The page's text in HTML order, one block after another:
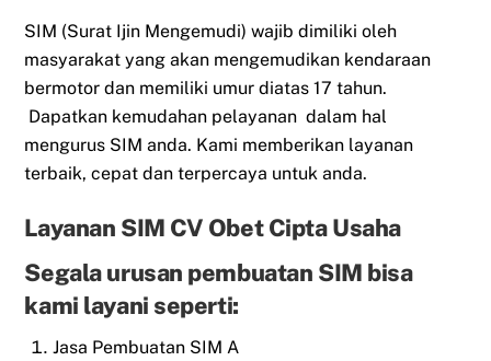
SIM (Surat Ijin Mengemudi) wajib dimiliki oleh
masyarakat yang akan mengemudikan kendaraan
bermotor dan memiliki umur diatas 17 tahun.
Dapatkan kemudahan pelayanan dalam hal
mengurus SIM anda. Kami memberikan layanan
terbaik, cepat dan terpercaya untuk anda.
Layanan SIM CV Obet Cipta Usaha
Segala urusan pembuatan SIM bisa
kami layani seperti:
Jasa Pembuatan SIM A